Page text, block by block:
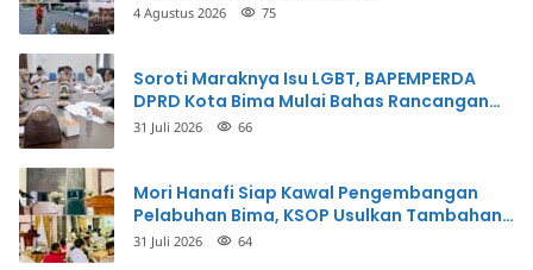
4 Agustus 2026 75
Soroti Maraknya Isu LGBT, BAPEMPERDA
DPRD Kota Bima Mulai Bahas Rancangan
Perda Pencegahan
31 Juli 2026 66
Mori Hanafi Siap Kawal Pengembangan
Pelabuhan Bima, KSOP Usulkan Tambahan
Dermaga Rp400 Miliar
31 Juli 2026 64